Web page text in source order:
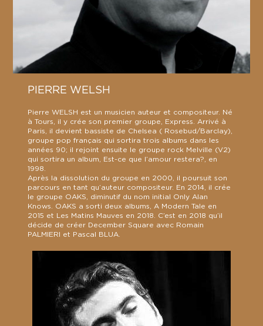
PIERRE WELSH
Pierre WELSH est un musicien auteur et compositeur. Né
à Tours, il y crée son premier groupe, Express. Arrivé à
Paris, il devient bassiste de Chelsea ( Rosebud/Barclay),
groupe pop français qui sortira trois albums dans les
années 90; il rejoint ensuite le groupe rock Melville (V2)
qui sortira un album, Est-ce que l’amour restera?, en
1998.
Après la dissolution du groupe en 2000, il poursuit son
parcours en tant qu’auteur compositeur. En 2014, il crée
le groupe OAKS, diminutif du nom initial Only Alan
Knows. OAKS a sorti deux albums, A Modern Tale en
2015 et Les Matins Mauves en 2018. C’est en 2018 qu’il
décide de créer December Square avec Romain
PALMIERI et Pascal BLUA.